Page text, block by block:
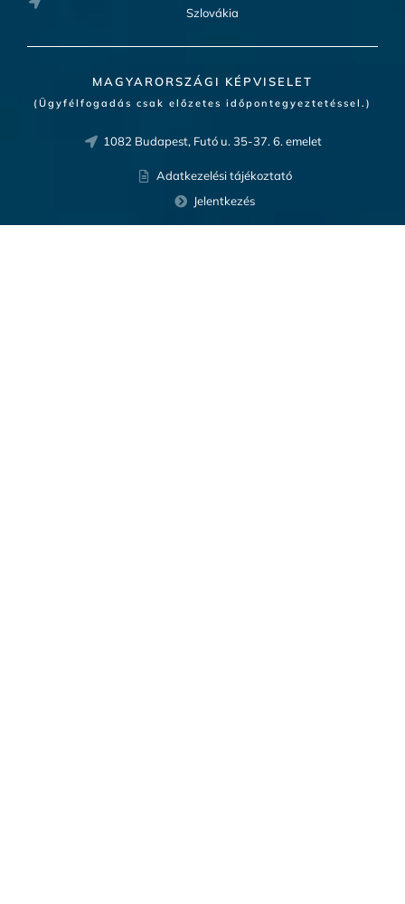
Szlovákia
MAGYARORSZÁGI KÉPVISELET
(Ügyfélfogadás csak előzetes időpontegyeztetéssel.)
1082 Budapest, Futó u. 35-37. 6. emelet
Adatkezelési tájékoztató
Jelentkezés